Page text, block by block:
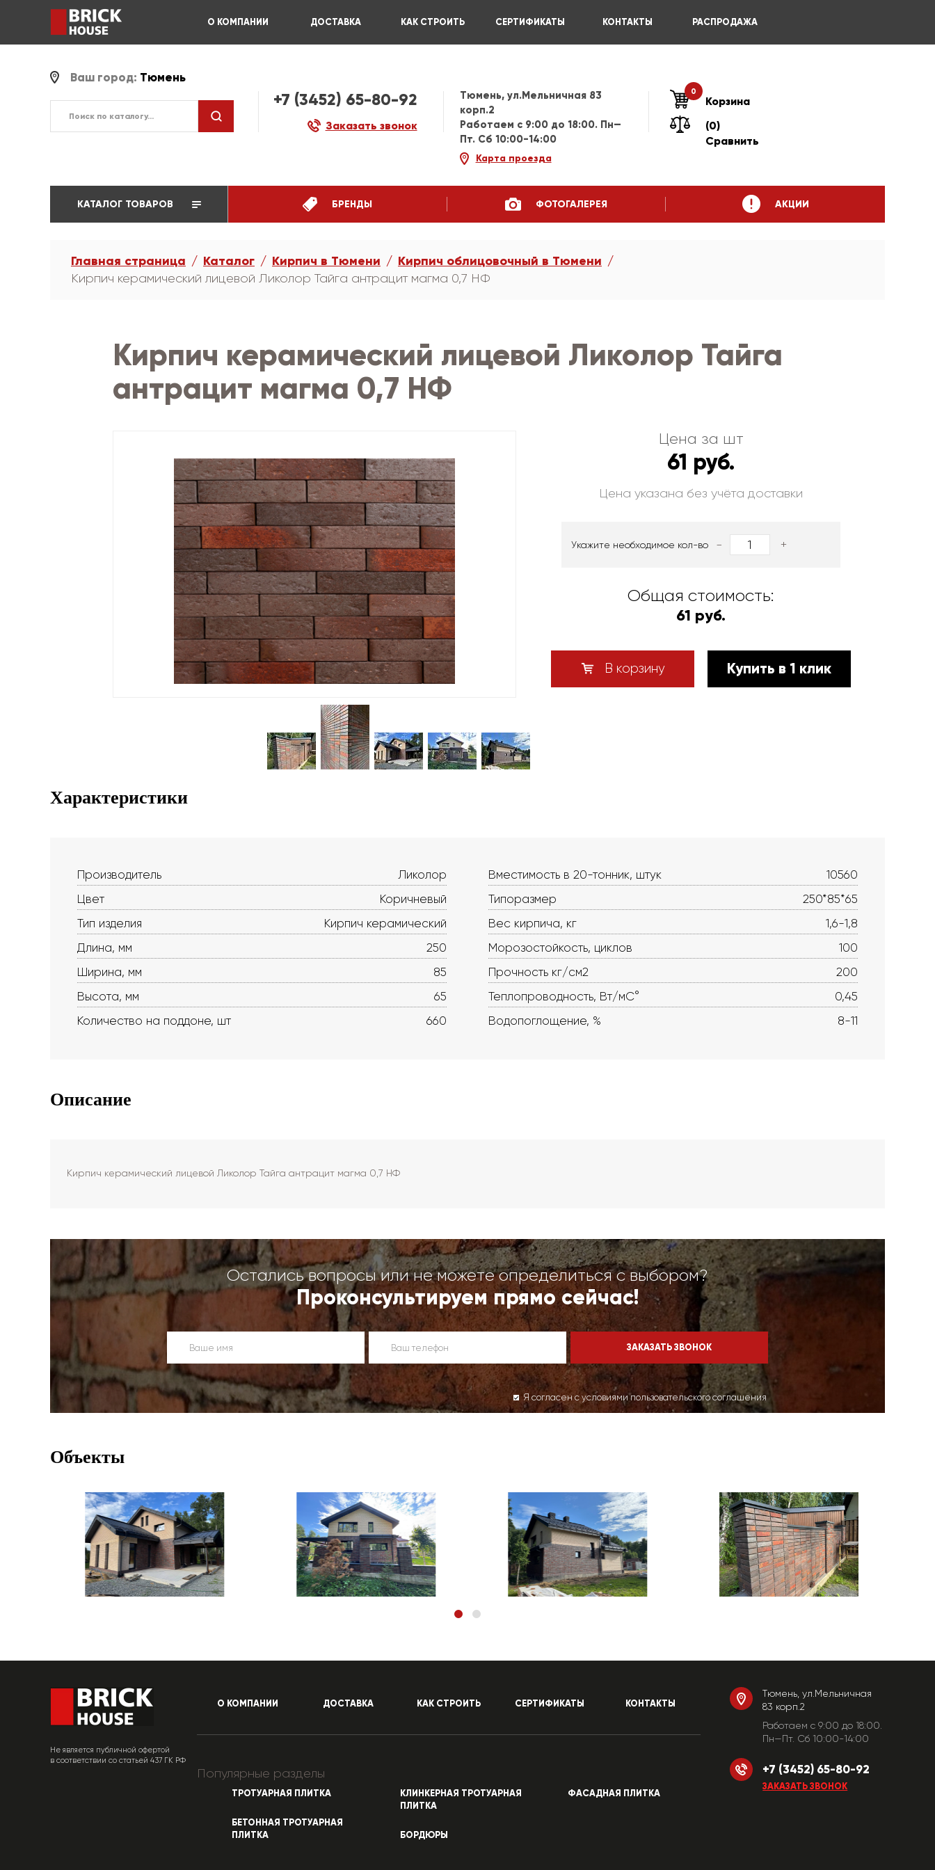
О КОМПАНИИ ДОСТАВКА КАК СТРОИТЬ СЕРТИФИКАТЫ КОНТАКТЫ РАСПРОДАЖА
Ваш город: Тюмень
+7 (3452) 65-80-92
Заказать звонок
Тюмень, ул.Мельничная 83
корп.2
Работаем c 9:00 до 18:00. Пн—
Пт. Сб 10:00-14:00
Карта проезда
0
Корзина
(0)
Сравнить
КАТАЛОГ ТОВАРОВ БРЕНДЫ ФОТОГАЛЕРЕЯ АКЦИИ
Главная страница Каталог Кирпич в Тюмени Кирпич облицовочный в Тюмени
Кирпич керамический лицевой Ликолор Тайга антрацит магма 0,7 НФ
Кирпич керамический лицевой Ликолор Тайга
антрацит магма 0,7 НФ
Цена за шт
61 руб.
Цена указана без учёта доставки
Укажите необходимое кол-во - +
Общая стоимость:
61 руб.
В корзину Купить в 1 клик
Характеристики
Производитель
Ликолор
Цвет
Коричневый
Тип изделия
Кирпич керамический
Длина, мм
250
Ширина, мм
85
Высота, мм
65
Количество на поддоне, шт
660
Вместимость в 20-тонник, штук
10560
Типоразмер
250*85*65
Вес кирпича, кг
1,6-1,8
Морозостойкость, циклов
100
Прочность кг/см2
200
Теплопроводность, Вт/мС°
0,45
Водопоглощение, %
8-11
Описание
Кирпич керамический лицевой Ликолор Тайга антрацит магма 0,7 НФ
Остались вопросы или не можете определиться с выбором?
Проконсультируем прямо сейчас!
Я согласен с условиями пользовательского соглашения
Объекты
Не является публичной офертой
в соответствии со статьей 437 ГК РФ
О КОМПАНИИ ДОСТАВКА КАК СТРОИТЬ СЕРТИФИКАТЫ КОНТАКТЫ
Популярные разделы
ТРОТУАРНАЯ ПЛИТКА
БЕТОННАЯ ТРОТУАРНАЯ
ПЛИТКА
КЛИНКЕРНАЯ ТРОТУАРНАЯ
ПЛИТКА
БОРДЮРЫ
ФАСАДНАЯ ПЛИТКА
Тюмень, ул.Мельничная
83 корп.2
Работаем c 9:00 до 18:00.
Пн—Пт. Сб 10:00-14:00
+7 (3452) 65-80-92
ЗАКАЗАТЬ ЗВОНОК